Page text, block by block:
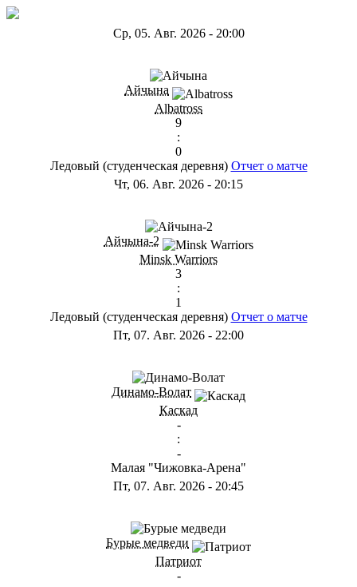
Ср, 05. Авг. 2026- 20:00
Айчына
Albatross
9
:
0
Ледовый (студенческая деревня) Отчет о матче
Чт, 06. Авг. 2026 - 20:15
Айчына-2
Minsk Warriors
3
:
1
Ледовый (студенческая деревня) Отчет о матче
Пт, 07. Авг. 2026 - 22:00
Динамо-Волат
Каскад
-
:
-
Малая "Чижовка-Арена"
Пт, 07. Авг. 2026 - 20:45
Бурые медведи
Патриот
-